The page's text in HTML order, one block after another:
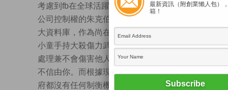
考慮到fb在全球活躍人數逾23億人，擁有
公司控制權的朱克伯格便等同擁有這個龐
大資料庫，作為尚在「學習中」的他一如
小童手持大殺傷力武器，即使承諾會小心
處理兼不會傷害他人，但是否兌現真是信
不信由你。而根據現有機制，無論fb或政
府都沒有任何制衡機制來監管這個手持武
最新資訊（附創業懶人包）
箱！